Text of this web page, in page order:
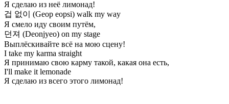
Я сделаю из неё лимонад!
겁 없이 (Geop eopsi) walk my way
Я смело иду своим путём,
던져 (Deonjyeo) on my stage
Выплёскивайте всё на мою сцену!
I take my karma straight
Я принимаю свою карму такой, какая она есть,
I'll make it lemonade
Я сделаю из всего этого лимонад!